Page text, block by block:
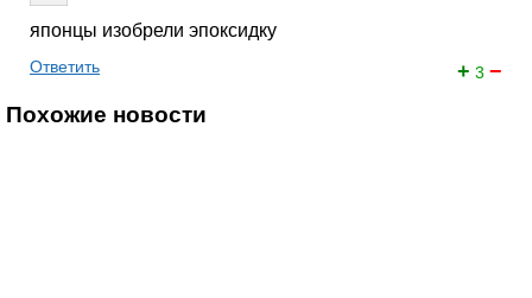
японцы изобрели эпоксидку
+ 3 −
Ответить
Похожие новости